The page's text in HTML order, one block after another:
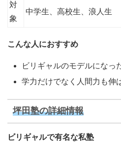
対
象
中学生、高校生、浪人生
こんな人におすすめ
ビリギャルのモデルになっ
学力だけでなく人間力も伸
坪田塾の詳細情報
ビリギャルで有名な私塾